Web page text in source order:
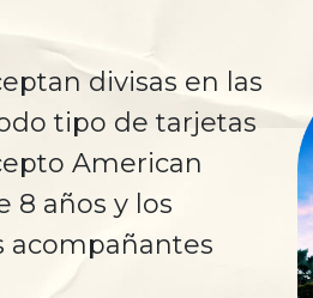
divisas en las
tipo de tarjetas
American
8 años y los
acompañantes